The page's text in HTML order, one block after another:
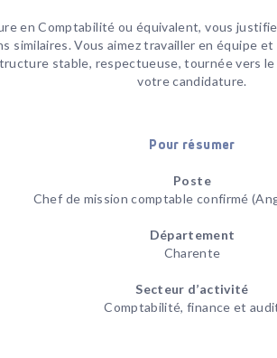
en Comptabilité ou équivalent, vous
similaires. Vous aimez travailler en équipe
stable, respectueuse, tournée vers
votre candidature.
Pour résumer
Poste
Chef de mission comptable confirmé
Département
Charente
Secteur d’activité
Comptabilité, finance et